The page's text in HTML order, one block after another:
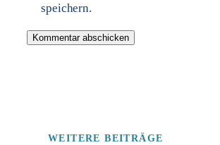
speichern.
WEITERE BEITRÄGE